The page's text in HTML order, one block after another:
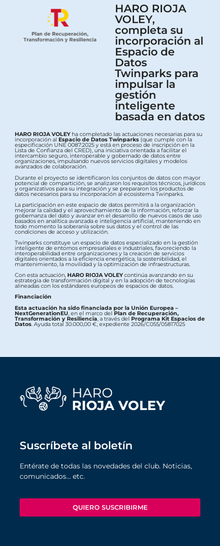
HARO RIOJA
VOLEY,
completa su
incorporación al
Espacio de
Datos
Twinparks para
impulsar la
gestión
inteligente
basada en datos
HARO RIOJA VOLEYha completado las actuaciones necesarias para su
incorporación al Espacio de Datos Twinparks (que cumple con la
especificación UNE 0087:2025 y está en proceso de inscripción en la
Lista de Confianza del CRED), una iniciativa orientada a facilitar el
intercambio seguro, interoperable y gobernado de datos entre
organizaciones, impulsando nuevos servicios digitales y modelos
avanzados de colaboración.
Durante el proyecto se identificaron los conjuntos de datos con mayor
potencial de compartición, se analizaron los requisitos técnicos, jurídicos
y organizativos para su integración y se prepararon los productos de
datos necesarios para su incorporación al ecosistema Twinparks.
La participación en este espacio de datos permitirá a la organización
mejorar la calidad y el aprovechamiento de la información, reforzar la
gobernanza del dato y avanzar en el desarrollo de nuevos casos de uso
basados en analítica avanzada e inteligencia artificial, manteniendo en
todo momento la soberanía sobre sus datos y el control de las
condiciones de acceso y utilización.
Twinparks constituye un espacio de datos especializado en la gestión
inteligente de entornos empresariales e industriales, favoreciendo la
interoperabilidad entre organizaciones y la creación de servicios
digitales orientados a la eficiencia energética, la sostenibilidad, el
mantenimiento, la movilidad y la optimización de infraestructuras.
Con esta actuación, HARO RIOJA VOLEYcontinúa avanzando en su
estrategia de transformación digital y en la adopción de tecnologías
alineadas con los estándares europeos de espacios de datos.
Financiación
Esta actuación ha sido financiada por la Unión Europea –
NextGenerationEU , en el marco delPlan de Recuperación,
Transformación y Resiliencia , a través del Programa Kit Espacios de
Datos . Ayuda total 30.000,00 €, expediente 2026/C055/05817025
Suscríbete al boletín
Entérate de todas las novedades del club. Noticias,
comunicados… etc.
QUIERO SUSCRIBIRME